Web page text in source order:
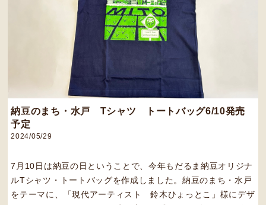
納豆のまち・水戸 Tシャツ トートバッグ6/10発売
予定
2024/05/29
7月10日は納豆の日ということで、今年もだるま納豆オリジナ
ルTシャツ・トートバッグを作成しました。納豆のまち・水戸
をテーマに、「現代アーティスト 鈴木ひょっとこ」様にデザ